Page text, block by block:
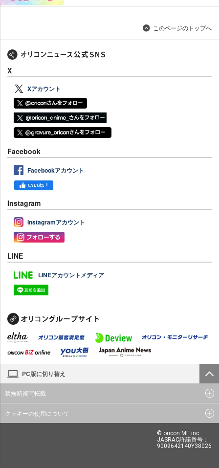
このページのトップへ
X
Xアカウント
Facebook
Facebookアカウント
Instagram
Instagramアカウント
LINE
LINEアカウントメディア
PC版に切り替え
禁無断複写転載
クッキーの使用について
© oricon ME inc.
JASRAC許諾番号：
9009642140Y38026